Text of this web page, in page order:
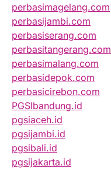
perbasimagelang.com
perbasijambi.com
perbasiserang.com
perbasitangerang.com
perbasimalang.com
perbasidepok.com
perbasicirebon.com
PGSIbandung.id
pgsiaceh.id
pgsijambi.id
pgsibali.id
pgsijakarta.id